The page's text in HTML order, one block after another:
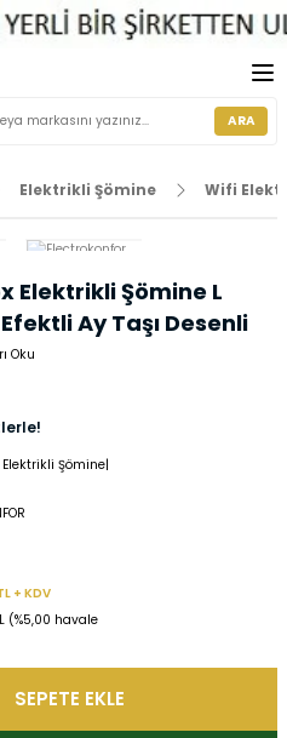
ARA
Elektrikli Şömine Wifi
Elektrikli Şömine L
Ay Taşı Desenli
Oku
Şömine|
+ KDV
(%5,00 havale
SEPETE EKLE